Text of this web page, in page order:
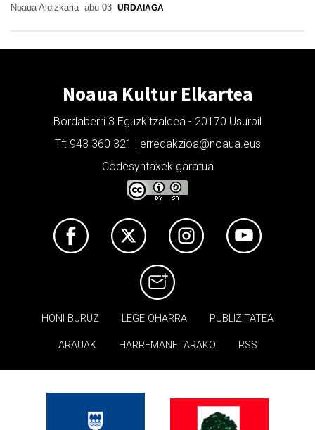
Noaua Aldizkaria abu 03 URDAIAGA
Noaua Kultur Elkartea
Bordaberri 3 Eguzkitzaldea - 20170 Usurbil
Tf: 943 360 321 | erredakzioa@noaua.eus
Codesyntaxek garatua
HONI BURUZ LEGE OHARRA PUBLIZITATEA
ARAUAK HARREMANETARAKO RSS